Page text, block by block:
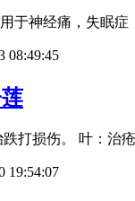
于神经痛，失眠症
08:49:45
打损伤。 叶：治疮
19:54:07